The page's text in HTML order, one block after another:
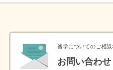
留学についてのご相
お問い合わせ